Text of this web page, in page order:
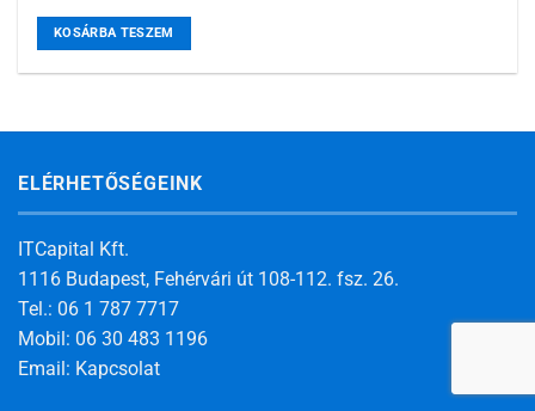
KOSÁRBA TESZEM
ELÉRHETŐSÉGEINK
ITCapital Kft.
1116 Budapest, Fehérvári út 108-112. fsz. 26.
Tel.: 06 1 787 7717
Mobil: 06 30 483 1196
Email: Kapcsolat